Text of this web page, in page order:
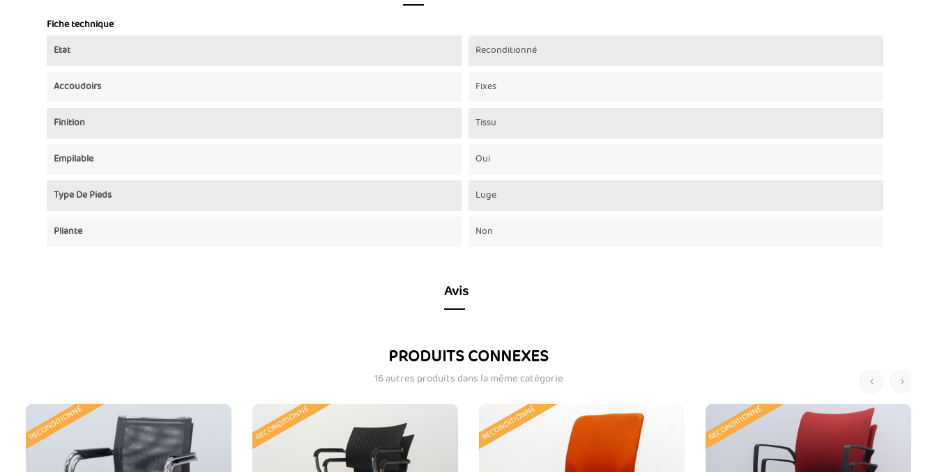
Fiche technique
Etat
Reconditionné
Accoudoirs Fixes
Finition Tissu
Empilable Oui
Type De Pieds Luge
Pliante Non
Avis
PRODUITS CONNEXES
16 autres produits dans la même catégorie
RECONDITIONNÉ RECONDITIONNÉ RECONDITIONNÉ RECONDITIONNÉ ‹ ›